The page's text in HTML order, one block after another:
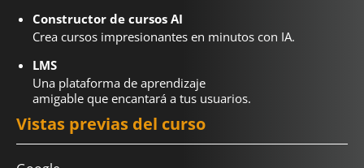
Constructor de cursos AI
Crea cursos impresionantes en minutos con IA.
LMS
Una plataforma de aprendizaje
amigable que encantará a tus usuarios.
Vistas previas del curso